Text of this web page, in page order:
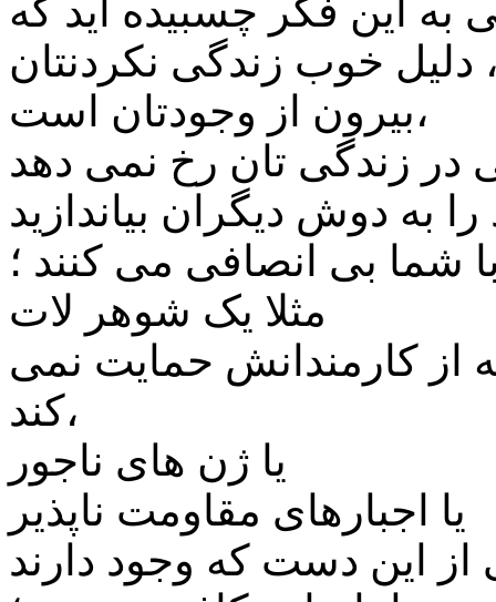
،
بیرون از وجودتان است،
شما بی انصافی می کنند ؛
مثلا یک شوهر لات
از کارمندانش حمایت نمی
کند،
یا ژن های ناجور
یا اجبارهای مقاومت ناپذیر